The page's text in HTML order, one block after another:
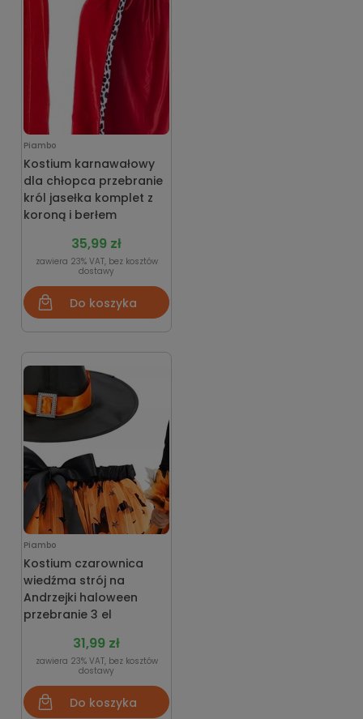
Piambo
Kostium karnawałowy
dla chłopca przebranie
król jasełka komplet z
koroną i berłem
35,99 zł
zawiera 23% VAT, bez kosztów
dostawy
Do koszyka
Piambo
Kostium czarownica
wiedźma strój na
Andrzejki haloween
przebranie 3 el
31,99 zł
zawiera 23% VAT, bez kosztów
dostawy
Do koszyka